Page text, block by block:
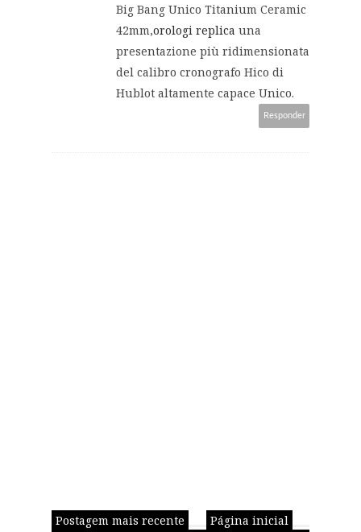
Big Bang Unico Titanium Ceramic
42mm,orologi replica una
presentazione più ridimensionata
del calibro cronografo Hico di
Hublot altamente capace Unico.
Responder
Postagem mais recente
Página inicial